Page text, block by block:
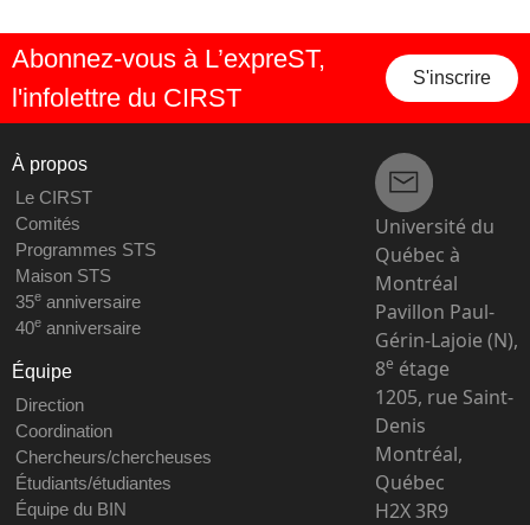
Abonnez-vous à L’expreST,
l'infolettre du CIRST
S'inscrire
À propos
Le CIRST
Comités
Programmes STS
Maison STS
35eanniversaire
40eanniversaire
Équipe
Direction
Coordination
Chercheurs/chercheuses
Étudiants/étudiantes
Équipe du BIN
Université du
Québec à
Montréal
Pavillon Paul-
Gérin-Lajoie (N),
8e étage
1205, rue Saint-
Denis
Montréal,
Québec
H2X 3R9